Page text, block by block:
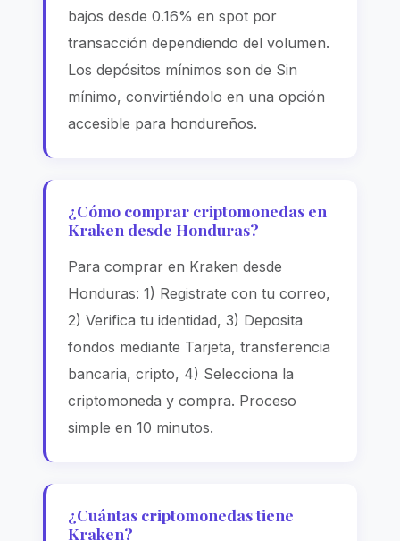
bajos desde 0.16% en spot por
transacción dependiendo del volumen.
Los depósitos mínimos son de Sin
mínimo, convirtiéndolo en una opción
accesible para hondureños.
¿Cómo comprar criptomonedas en
Kraken desde Honduras?
Para comprar en Kraken desde
Honduras: 1) Registrate con tu correo,
2) Verifica tu identidad, 3) Deposita
fondos mediante Tarjeta, transferencia
bancaria, cripto, 4) Selecciona la
criptomoneda y compra. Proceso
simple en 10 minutos.
¿Cuántas criptomonedas tiene
Kraken?